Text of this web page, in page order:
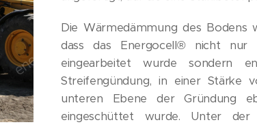
Die Wärmedämmung des Bodens
dass das Energocell® nicht nur
eingearbeitet wurde sondern
Streifengündung, in einer Stärke
unteren Ebene der Gründung
eingeschüttet wurde. Unter